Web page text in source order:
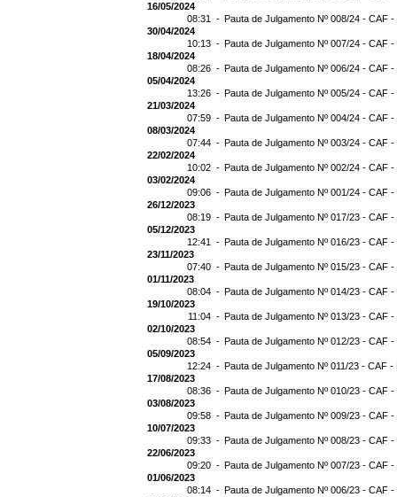
16/05/2024
08:31 - Pauta de Julgamento Nº 008/24 - CAF
30/04/2024
10:13 - Pauta de Julgamento Nº 007/24 - CAF
18/04/2024
08:26 - Pauta de Julgamento Nº 006/24 - CAF
05/04/2024
13:26 - Pauta de Julgamento Nº 005/24 - CAF
21/03/2024
07:59 - Pauta de Julgamento Nº 004/24 - CAF
08/03/2024
07:44 - Pauta de Julgamento Nº 003/24 - CAF
22/02/2024
10:02 - Pauta de Julgamento Nº 002/24 - CAF
03/02/2024
09:06 - Pauta de Julgamento Nº 001/24 - CAF
26/12/2023
08:19 - Pauta de Julgamento Nº 017/23 - CAF
05/12/2023
12:41 - Pauta de Julgamento Nº 016/23 - CAF
23/11/2023
07:40 - Pauta de Julgamento Nº 015/23 - CAF -
01/11/2023
08:04 - Pauta de Julgamento Nº 014/23 - CAF -
19/10/2023
11:04 - Pauta de Julgamento Nº 013/23 - CAF
02/10/2023
08:54 - Pauta de Julgamento Nº 012/23 - CAF
05/09/2023
12:24 - Pauta de Julgamento Nº 011/23 - CAF -
17/08/2023
08:36 - Pauta de Julgamento Nº 010/23 - CAF
03/08/2023
09:58 - Pauta de Julgamento Nº 009/23 - CAF
10/07/2023
09:33 - Pauta de Julgamento Nº 008/23 - CAF
22/06/2023
09:20 - Pauta de Julgamento Nº 007/23 - CAF
01/06/2023
08:14 - Pauta de Julgamento Nº 006/23 - CAF